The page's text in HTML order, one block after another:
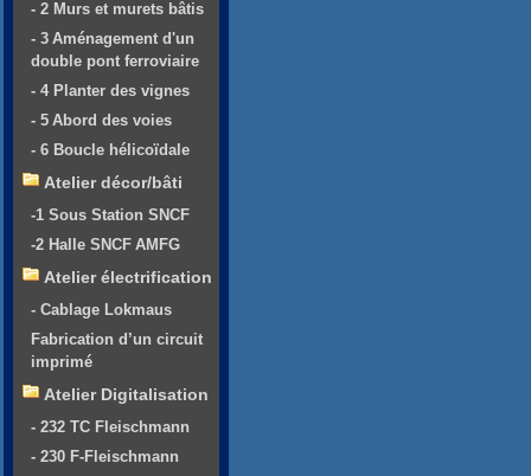
- 2 Murs et murets bâtis
- 3 Aménagement d'un
double pont ferroviaire
- 4 Planter des vignes
- 5 Abord des voies
- 6 Boucle hélicoïdale
Atelier décor/bâti
-1 Sous Station SNCF
-2 Halle SNCF AMFG
Atelier électrification
- Cablage Lokmaus
Fabrication d’un circuit
imprimé
Atelier Digitalisation
- 232 TC Fleischmann
- 230 F-Fleischmann